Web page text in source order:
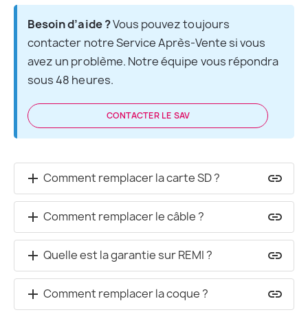
Besoin d’aide ? Vous pouvez toujours
contacter notre Service Après-Vente si vous
avez un problème. Notre équipe vous répondra
sous 48 heures.
CONTACTER LE SAV
add Comment remplacer la carte SD ? insert_link
add Comment remplacer le câble ? insert_link
add Quelle est la garantie sur REMI ? insert_link
add Comment remplacer la coque ? insert_link